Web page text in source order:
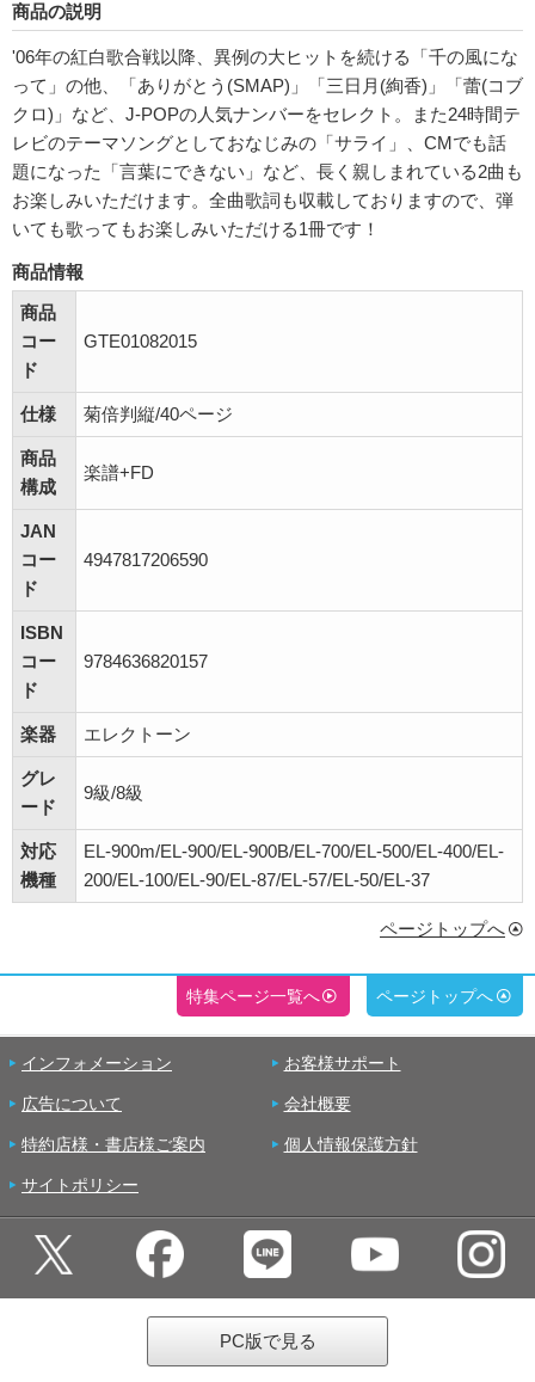
商品の説明
'06年の紅白歌合戦以降、異例の大ヒットを続ける「千の風にな
って」の他、「ありがとう(SMAP)」「三日月(絢香)」「蕾(コブ
クロ)」など、J-POPの人気ナンバーをセレクト。また24時間テ
レビのテーマソングとしておなじみの「サライ」、CMでも話
題になった「言葉にできない」など、長く親しまれている2曲も
お楽しみいただけます。全曲歌詞も収載しておりますので、弾
いても歌ってもお楽しみいただける1冊です！
商品情報
商品
コー
ド
GTE01082015
仕様 菊倍判縦/40ページ
商品
構成
楽譜+FD
JAN
コー
ド
4947817206590
ISBN
コー
ド
9784636820157
楽器 エレクトーン
グレ
ード
9級/8級
対応
機種
EL-900m/EL-900/EL-900B/EL-700/EL-500/EL-400/EL-
200/EL-100/EL-90/EL-87/EL-57/EL-50/EL-37
ページトップへ
特集ページ一覧へ ページトップへ
インフォメーション お客様サポート
広告について 会社概要
特約店様・書店様ご案内 個人情報保護方針
サイトポリシー
PC版で見る